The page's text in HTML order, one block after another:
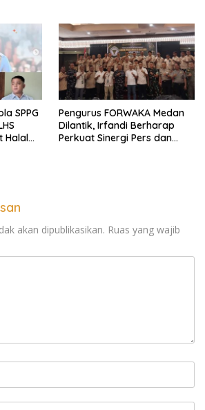
Rusak
SPPG
Halal
Pengurus FORWAKA Medan
Dilantik, Irfandi Berharap
Perkuat Sinergi Pers dan
akan dipublikasikan. Ruas yang wajib